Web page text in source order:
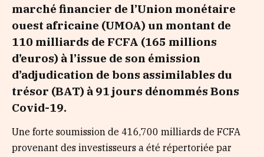
marché financier de l’Union monétaire
ouest africaine (UMOA) un montant de
110 milliards de FCFA (165 millions
d’euros) à l’issue de son émission
d’adjudication de bons assimilables du
trésor (BAT) à 91 jours dénommés Bons
Covid-19.
Une forte soumission de 416,700 milliards de FCFA
provenant des investisseurs a été répertoriée par